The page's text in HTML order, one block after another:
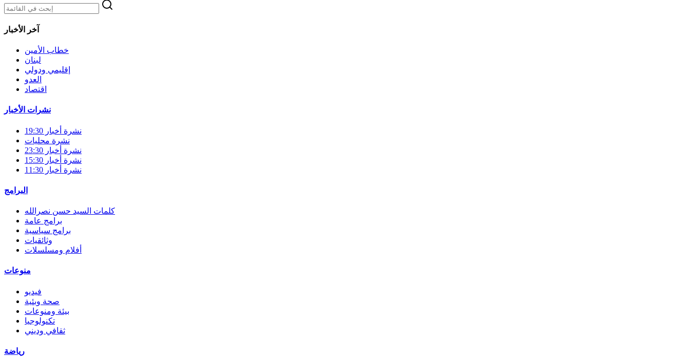
آخر الأخبار
خطاب الأمين
لبنان
إقليمي ودولي
العدو
اقتصاد
نشرات الأخبار
نشرة أخبار 19:30
نشرة محليات
نشرة أخبار 23:30
نشرة أخبار 15:30
نشرة أخبار 11:30
البرامج
كلمات السيد حسن نصرالله
برامج عامة
برامج سياسية
وثائقيات
أفلام ومسلسلات
منوعات
فيديو
صحة وبئية
بيئة ومنوعات
تكنولوجيا
ثقافي وديني
رياضة